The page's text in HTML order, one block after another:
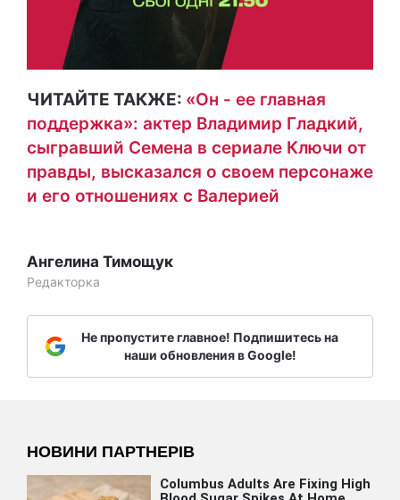
ЧИТАЙТЕ ТАКЖЕ: «Он - ее главная
поддержка»: актер Владимир Гладкий,
сыгравший Семена в сериале Ключи от
правды, высказался о своем персонаже
и его отношениях с Валерией
Ангелина Тимощук
Редакторка
Не пропустите главное! Подпишитесь на
наши обновления в Google!